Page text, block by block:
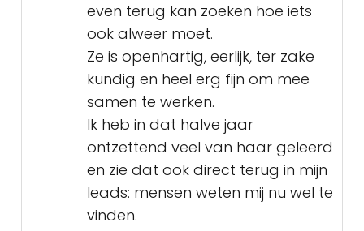
even terug kan zoeken hoe iets
ook alweer moet.
Ze is openhartig, eerlijk, ter zake
kundig en heel erg fijn om mee
samen te werken.
Ik heb in dat halve jaar
ontzettend veel van haar geleerd
en zie dat ook direct terug in mijn
leads: mensen weten mij nu wel te
vinden.